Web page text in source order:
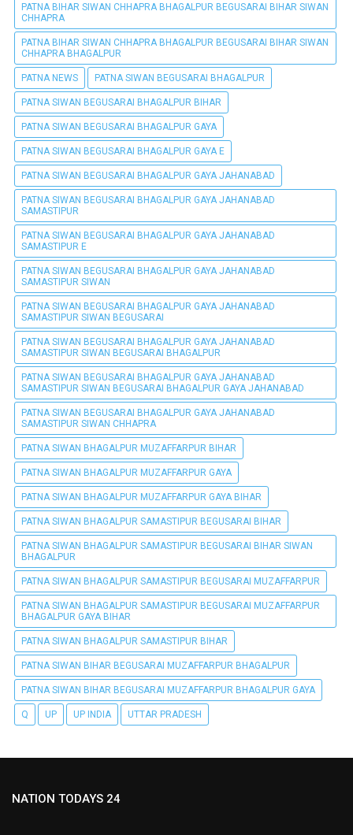
PATNA BIHAR SIWAN CHHAPRA BHAGALPUR BEGUSARAI BIHAR SIWAN
CHHAPRA
PATNA BIHAR SIWAN CHHAPRA BHAGALPUR BEGUSARAI BIHAR SIWAN
CHHAPRA BHAGALPUR
PATNA NEWS PATNA SIWAN BEGUSARAI BHAGALPUR
PATNA SIWAN BEGUSARAI BHAGALPUR BIHAR
PATNA SIWAN BEGUSARAI BHAGALPUR GAYA
PATNA SIWAN BEGUSARAI BHAGALPUR GAYA E
PATNA SIWAN BEGUSARAI BHAGALPUR GAYA JAHANABAD
PATNA SIWAN BEGUSARAI BHAGALPUR GAYA JAHANABAD
SAMASTIPUR
PATNA SIWAN BEGUSARAI BHAGALPUR GAYA JAHANABAD
SAMASTIPUR E
PATNA SIWAN BEGUSARAI BHAGALPUR GAYA JAHANABAD
SAMASTIPUR SIWAN
PATNA SIWAN BEGUSARAI BHAGALPUR GAYA JAHANABAD
SAMASTIPUR SIWAN BEGUSARAI
PATNA SIWAN BEGUSARAI BHAGALPUR GAYA JAHANABAD
SAMASTIPUR SIWAN BEGUSARAI BHAGALPUR
PATNA SIWAN BEGUSARAI BHAGALPUR GAYA JAHANABAD
SAMASTIPUR SIWAN BEGUSARAI BHAGALPUR GAYA JAHANABAD
PATNA SIWAN BEGUSARAI BHAGALPUR GAYA JAHANABAD
SAMASTIPUR SIWAN CHHAPRA
PATNA SIWAN BHAGALPUR MUZAFFARPUR BIHAR
PATNA SIWAN BHAGALPUR MUZAFFARPUR GAYA
PATNA SIWAN BHAGALPUR MUZAFFARPUR GAYA BIHAR
PATNA SIWAN BHAGALPUR SAMASTIPUR BEGUSARAI BIHAR
PATNA SIWAN BHAGALPUR SAMASTIPUR BEGUSARAI BIHAR SIWAN
BHAGALPUR
PATNA SIWAN BHAGALPUR SAMASTIPUR BEGUSARAI MUZAFFARPUR
PATNA SIWAN BHAGALPUR SAMASTIPUR BEGUSARAI MUZAFFARPUR
BHAGALPUR GAYA BIHAR
PATNA SIWAN BHAGALPUR SAMASTIPUR BIHAR
PATNA SIWAN BIHAR BEGUSARAI MUZAFFARPUR BHAGALPUR
PATNA SIWAN BIHAR BEGUSARAI MUZAFFARPUR BHAGALPUR GAYA
Q UP UP INDIA UTTAR PRADESH
NATION TODAYS 24